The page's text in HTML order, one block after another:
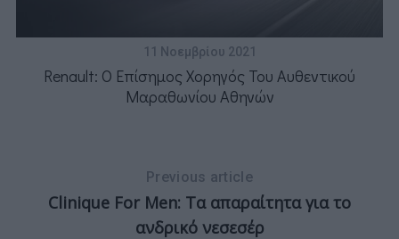
11 Νοεμβρίου 2021
Renault: Ο Επίσημος Χορηγός Του Αυθεντικού
Μαραθωνίου Αθηνών
Previous article
Clinique For Men: Τα απαραίτητα για το
ανδρικό νεσεσέρ